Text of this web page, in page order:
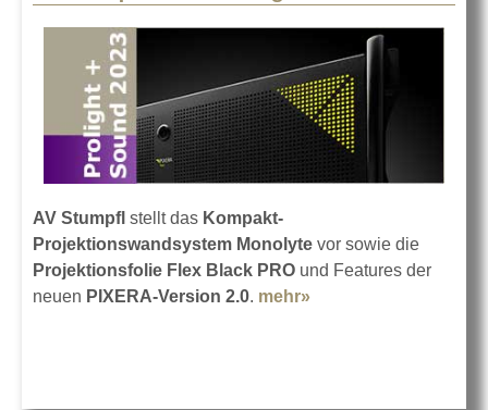
AV Stumpfl stellt das Kompakt-
Projektionswandsystem Monolyte vor sowie die
Projektionsfolie Flex Black PRO und Features der
neuen PIXERA-Version 2.0. mehr»